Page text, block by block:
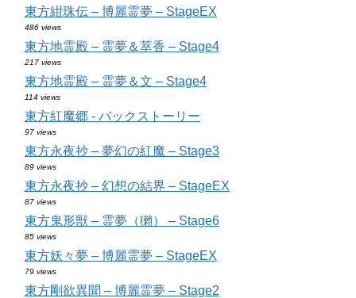
東方紺珠伝 – 博麗霊夢 – StageEX
486 views
東方地霊殿 – 霊夢＆萃香 – Stage4
217 views
東方地霊殿 – 霊夢＆文 – Stage4
114 views
東方紅魔郷 - バックストーリー
97 views
東方永夜抄 – 夢幻の紅魔 – Stage3
89 views
東方永夜抄 – 幻想の結界 – StageEX
87 views
東方鬼形獣 – 霊夢（獺） – Stage6
85 views
東方妖々夢 – 博麗霊夢 – StageEX
79 views
東方剛欲異聞 – 博麗霊夢 – Stage2